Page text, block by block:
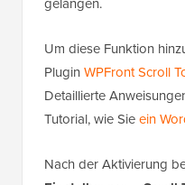
gelangen.
Um diese Funktion
Plugin WPFront Scroll
Detaillierte
Tutorial, wie Sie ein
Nach der Aktivierung